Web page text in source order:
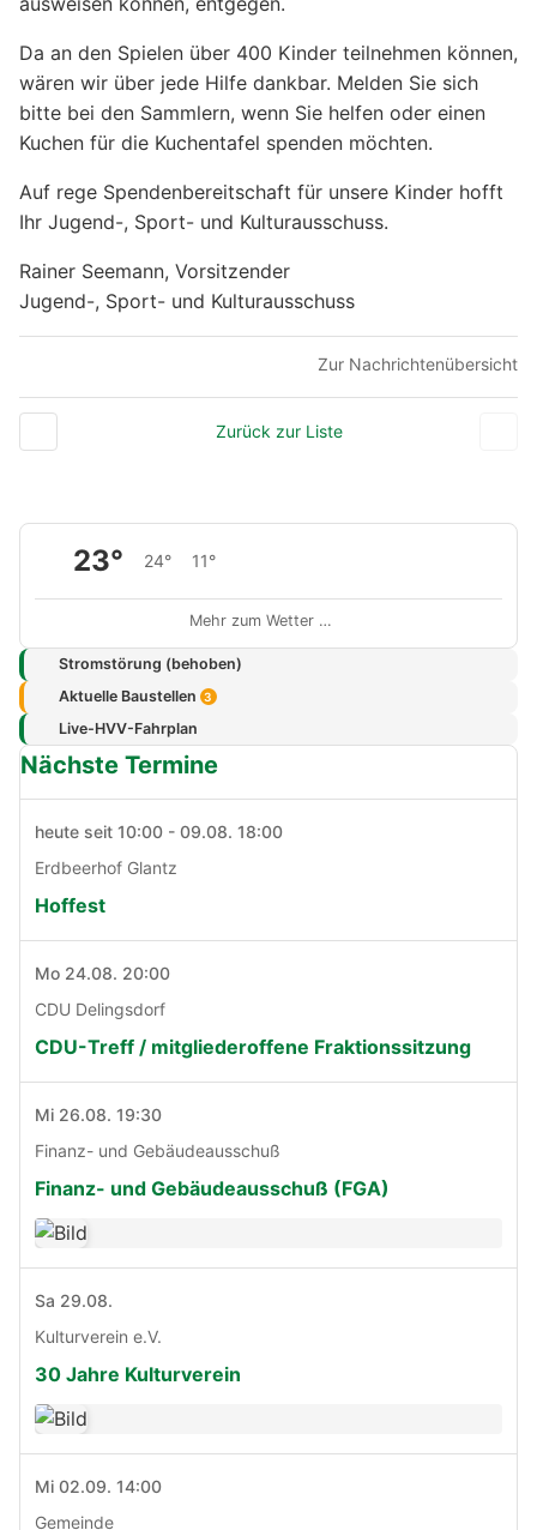
Da an den Spielen über 400 Kinder teilnehmen können,
wären wir über jede Hilfe dankbar. Melden Sie sich
bitte bei den Sammlern, wenn Sie helfen oder einen
Kuchen für die Kuchentafel spenden möchten.
Auf rege Spendenbereitschaft für unsere Kinder hofft
Ihr Jugend-, Sport- und Kulturausschuss.
Rainer Seemann, Vorsitzender
Jugend-, Sport- und Kulturausschuss
Zur Nachrichtenübersicht
Zurück zur Liste
23° 24° 11°
Mehr zum Wetter …
Stromstörung (behoben)
Aktuelle Baustellen 3
Live-HVV-Fahrplan
Nächste Termine
heute seit 10:00 - 09.08. 18:00
Erdbeerhof Glantz
Hoffest
Mo 24.08. 20:00
CDU Delingsdorf
CDU-Treff / mitgliederoffene Fraktionssitzung
Mi 26.08. 19:30
Finanz- und Gebäudeausschuß
Finanz- und Gebäudeausschuß (FGA)
Sa 29.08.
Kulturverein e.V.
30 Jahre Kulturverein
Mi 02.09. 14:00
Gemeinde